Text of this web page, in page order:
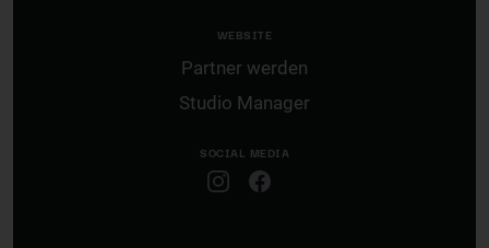
WEBSITE
Partner werden
Studio Manager
SOCIAL MEDIA